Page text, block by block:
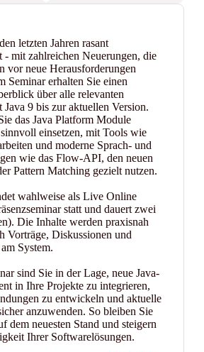
letzten Jahren rasant
mit zahlreichen Neuerungen, die
vor neue Herausforderungen
Seminar erhalten Sie einen
über alle relevanten
Java 9 bis zur aktuellen Version.
das Java Platform Module
einsetzen, mit Tools wie
und moderne Sprach- und
wie das Flow-API, den neuen
Pattern Matching gezielt nutzen.
wahlweise als Live Online
statt und dauert zwei
Die Inhalte werden praxisnah
Vorträge, Diskussionen und
System.
sind Sie in der Lage, neue Java-
in Ihre Projekte zu integrieren,
zu entwickeln und aktuelle
anzuwenden. So bleiben Sie
dem neuesten Stand und steigern
Ihrer Softwarelösungen.